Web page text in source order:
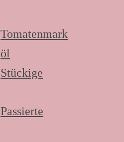
Tomatenmark
öl
Stückige
Passierte